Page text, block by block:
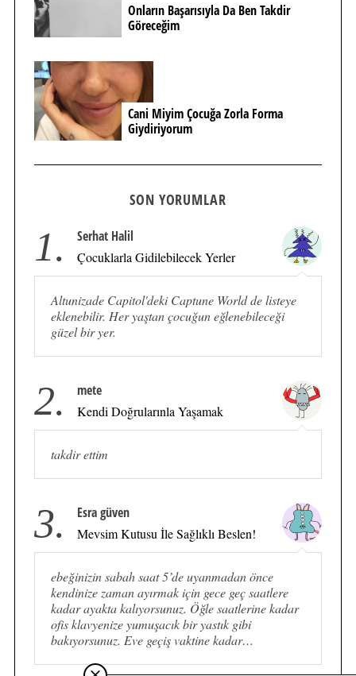
Onların Başarısıyla Da Ben Takdir
Göreceğim
Cani Miyim Çocuğa Zorla Forma
Giydiriyorum
SON YORUMLAR
1. Serhat Halil
Çocuklarla Gidilebilecek Yerler
Altunizade Capitol'deki Captune World de listeye
eklenebilir. Her yaştan çocuğun eğlenebileceği
güzel bir yer.
2. mete
Kendi Doğrularınla Yaşamak
takdir ettim
3. Esra güven
Mevsim Kutusu İle Sağlıklı Beslen!
ebeğinizin sabah saat 5’de uyanmadan önce
kendinize zaman ayırmak için gece geç saatlere
kadar ayakta kalıyorsunuz. Öğle saatlerine kadar
ofis klavyenize yumuşacık bir yastık gibi
bakıyorsunuz. Eve geçiş vaktine kadar…